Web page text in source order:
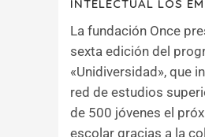
INTELECTUAL LOS
La fundación Once
sexta edición del
«Unidiversidad», que
red de estudios
de 500 jóvenes el
escolar gracias a la